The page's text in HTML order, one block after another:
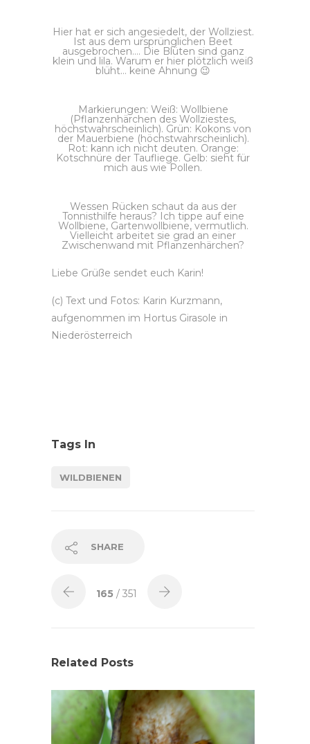
Hier hat er sich angesiedelt, der Wollziest.
Ist aus dem ursprünglichen Beet
ausgebrochen…. Die Blüten sind ganz
klein und lila. Warum er hier plötzlich weiß
blüht… keine Ahnung 😉
Markierungen: Weiß: Wollbiene
(Pflanzenhärchen des Wollziestes,
höchstwahrscheinlich). Grün: Kokons von
der Mauerbiene (höchstwahrscheinlich).
Rot: kann ich nicht deuten. Orange:
Kotschnüre der Taufliege. Gelb: sieht für
mich aus wie Pollen.
Wessen Rücken schaut da aus der
Tonnisthilfe heraus? Ich tippe auf eine
Wollbiene, Gartenwollbiene, vermutlich.
Vielleicht arbeitet sie grad an einer
Zwischenwand mit Pflanzenhärchen?
Liebe Grüße sendet euch Karin!
(c) Text und Fotos: Karin Kurzmann,
aufgenommen im Hortus Girasole in
Niederösterreich
Tags In
WILDBIENEN
SHARE
165 / 351
Related Posts